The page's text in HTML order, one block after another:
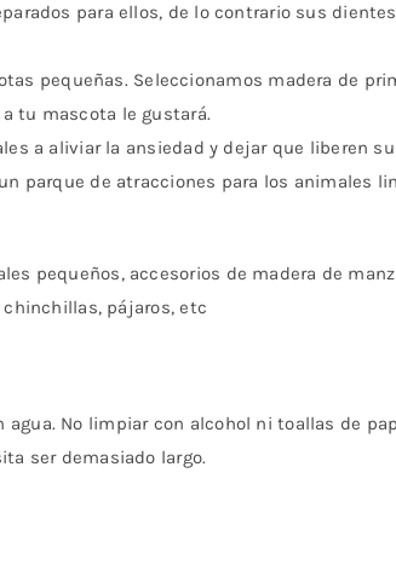
para ellos, de lo contrario sus
pequeñas. Seleccionamos madera de
tu mascota le gustará.
a aliviar la ansiedad y dejar que liberen
parque de atracciones para los animales
pequeños, accesorios de madera de
pájaros, etc
agua. No limpiar con alcohol ni toallas de
ser demasiado largo.